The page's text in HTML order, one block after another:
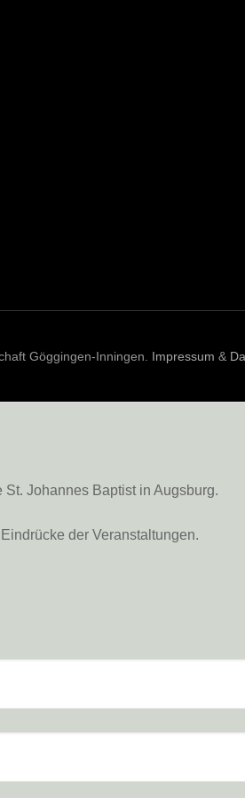
Göggingen-Inningen. Impressum &
Johannes Baptist in Augsburg.
der Veranstaltungen.